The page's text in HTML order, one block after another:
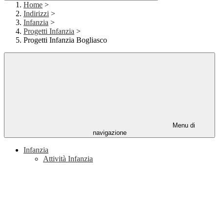
Home >
Indirizzi >
Infanzia >
Progetti Infanzia >
Progetti Infanzia Bogliasco
Menu di
navigazione
Infanzia
Attività Infanzia